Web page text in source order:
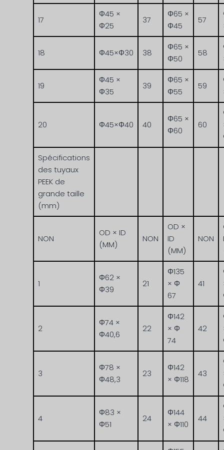
17
Φ45 ×
Φ25
37
Φ65 ×
Φ45
57
18 Φ45×Φ30 38
Φ65 ×
Φ50
58
19
Φ45 ×
Φ35
39
Φ65 ×
Φ55
59
20 Φ45×Φ40 40
Φ65 ×
Φ60
60
Spécifications
des tuyaux
PEEK de
grande taille
(mm)
NON
OD × ID
(MM)
NON
OD ×
ID
(MM)
NON
1
Φ62 ×
Φ39
21
Φ135
× Φ
67
41
2
Φ74 ×
Φ40,6
22
Φ142
× Φ
74
42
3
Φ78 ×
Φ48,3
23
Φ142
× Φ118
43
4
Φ83 ×
Φ51
24
Φ144
× Φ110
44